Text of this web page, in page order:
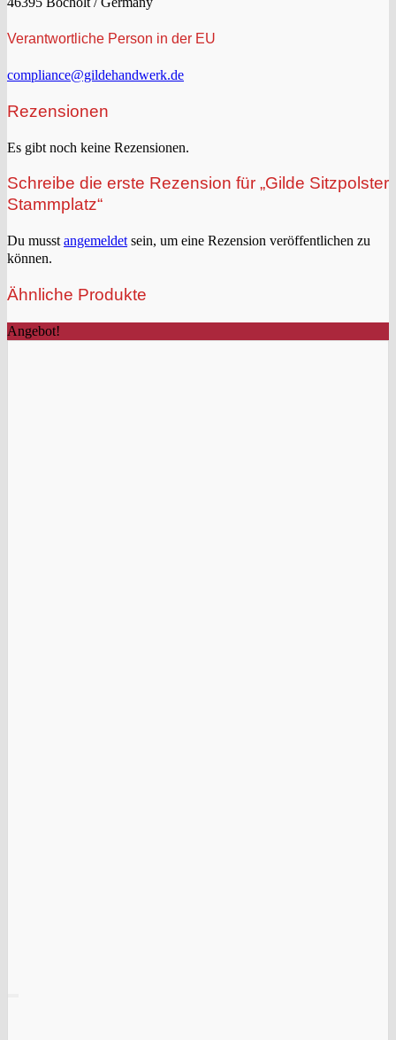
Verantwortliche Person in der EU
compliance@gildehandwerk.de
Rezensionen
Es gibt noch keine Rezensionen.
Schreibe die erste Rezension für „Gilde Sitzpolster
Stammplatz“
Du musst angemeldet sein, um eine Rezension veröffentlichen zu
können.
Ähnliche Produkte
Angebot!